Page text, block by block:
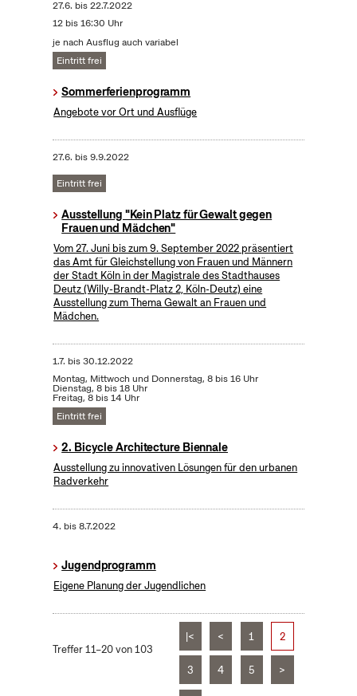
27.6. bis22.7.2022
12 bis 16:30 Uhr
je nach Ausflug auch variabel
Eintritt frei
Sommerferienprogramm
Angebote vor Ort und Ausflüge
27.6. bis9.9.2022
Eintritt frei
Ausstellung "Kein Platz für Gewalt gegen
Frauen und Mädchen"
Vom 27. Juni bis zum 9. September 2022 präsentiert
das Amt für Gleichstellung von Frauen und Männern
der Stadt Köln in der Magistrale des Stadthauses
Deutz (Willy-Brandt-Platz 2, Köln-Deutz) eine
Ausstellung zum Thema Gewalt an Frauen und
Mädchen.
1.7. bis30.12.2022
Montag, Mittwoch und Donnerstag, 8 bis 16 Uhr
Dienstag, 8 bis 18 Uhr
Freitag, 8 bis 14 Uhr
Eintritt frei
2. Bicycle Architecture Biennale
Ausstellung zu innovativen Lösungen für den urbanen
Radverkehr
4. bis8.7.2022
Jugendprogramm
Eigene Planung der Jugendlichen
Treffer 11–20 von 103
|< < 1 2
3 4 5 >